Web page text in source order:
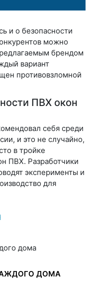
и о безопасности
можно
брендом
вариант
противовзломной
ПВХ окон
себя среди
и это не случайно,
в тройке
ПВХ. Разработчики
эксперименты и
для
ДОМА